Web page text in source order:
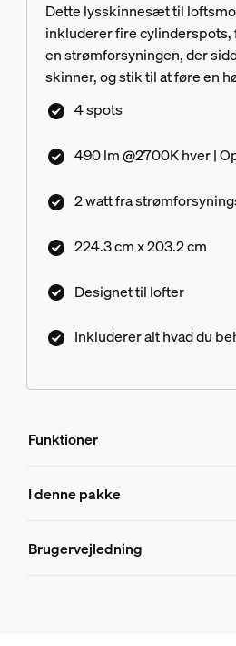
Dette lysskinnesæt til
inkluderer fire cylinderspots,
en strømforsyningen, der
skinner, og stik til at føre en
4 spots
490 lm @2700K hver |
2 watt fra
224.3 cm x 203.2 cm
Designet til lofter
Inkluderer alt hvad du
Funktioner
Funktioner
8719514872042
I denne pakke
Brugervejledning